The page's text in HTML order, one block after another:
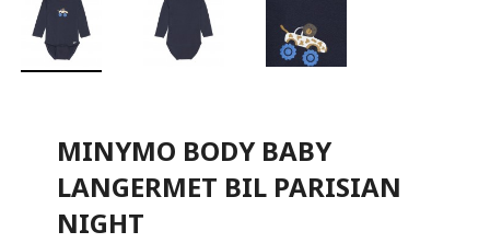
MINYMO BODY BABY
LANGERMET BIL PARISIAN
NIGHT